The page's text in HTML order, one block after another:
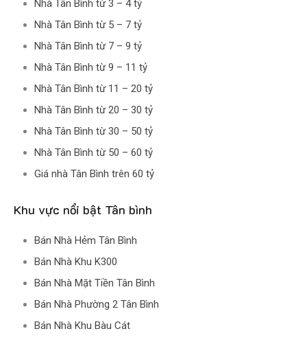
Nhà Tân Bình từ 3 – 4 tỷ
Nhà Tân Bình từ 5 – 7 tỷ
Nhà Tân Bình từ 7 – 9 tỷ
Nhà Tân Bình từ 9 – 11 tỷ
Nhà Tân Bình từ 11 – 20 tỷ
Nhà Tân Bình từ 20 – 30 tỷ
Nhà Tân Bình từ 30 – 50 tỷ
Nhà Tân Bình từ 50 – 60 tỷ
Giá nhà Tân Bình trên 60 tỷ
Khu vực nổi bật Tân bình
Bán Nhà Hẻm Tân Bình
Bán Nhà Khu K300
Bán Nhà Mặt Tiền Tân Bình
Bán Nhà Phường 2 Tân Bình
Bán Nhà Khu Bàu Cát